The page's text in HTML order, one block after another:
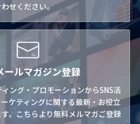
せください。
ールマガジン登録
ング・プロモーションからSNS活
ケティングに関する最新・お役立
。こちらより無料メルマガご登録